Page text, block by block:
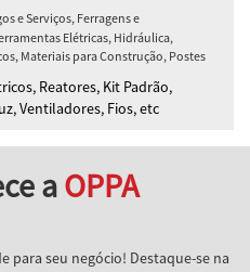
e Serviços, Ferragens e
Elétricas, Hidráulica,
Materiais para Construção, Postes
Reatores, Kit Padrão,
Ventiladores, Fios, etc
aOPPA
para seu negócio! Destaque-se na